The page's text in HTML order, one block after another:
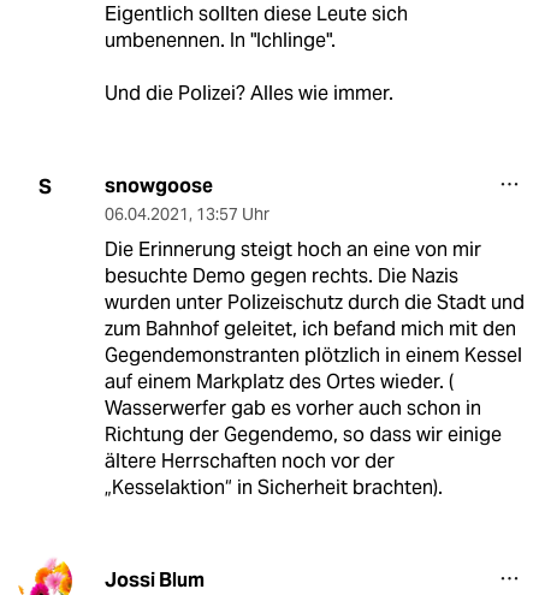
Eigentlich sollten diese Leute sich
umbenennen. In "Ichlinge".
Und die Polizei? Alles wie immer.
S snowgoose
06.04.2021, 13:57 Uhr
Die Erinnerung steigt hoch an eine von mir
besuchte Demo gegen rechts. Die Nazis
wurden unter Polizeischutz durch die Stadt und
zum Bahnhof geleitet, ich befand mich mit den
Gegendemonstranten plötzlich in einem Kessel
auf einem Markplatz des Ortes wieder. (
Wasserwerfer gab es vorher auch schon in
Richtung der Gegendemo, so dass wir einige
ältere Herrschaften noch vor der
„Kesselaktion“ in Sicherheit brachten).
Jossi Blum